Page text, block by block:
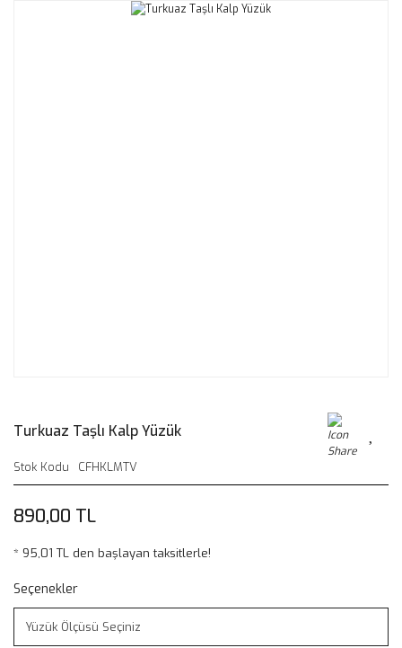
Turkuaz Taşlı Kalp Yüzük
Stok Kodu CFHKLMTV
890,00 TL
* 95,01 TL den başlayan taksitlerle!
Seçenekler